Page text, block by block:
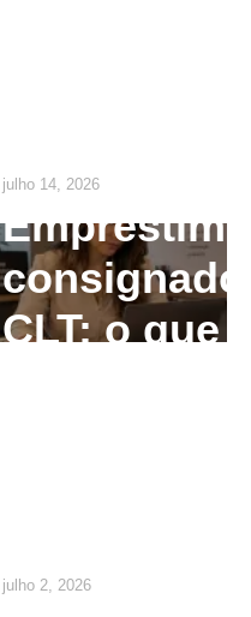
julho 14, 2026
Empréstimo
consignado
CLT: o que
julho 2, 2026